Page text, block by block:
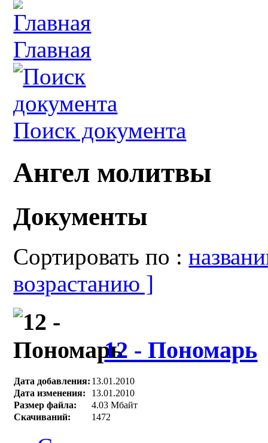
Главная
Поиск документа
Ангел молитвы
Документы
Сортировать по :
возрастанию ]
12 - Пономарь
Дата добавления: 13.01.2010
Дата изменения:
13.01.2010
Размер файла:
4.03 Мбайт
Скачиваний:
1472